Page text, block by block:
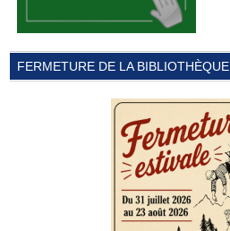
FERMETURE DE LA BIBLIOTHÈQUE